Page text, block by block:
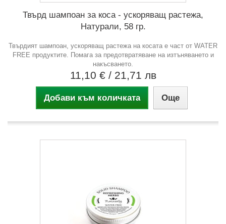
Твърд шампоан за коса - ускоряващ растежа,
Натурали, 58 гр.
Твърдият шампоан, ускоряващ растежа на косата е част от WATER
FREE продуктите. Помага за предотвратяване на изтъняването и
накъсването.
11,10 € / 21,71 лв
Добави към количката Още